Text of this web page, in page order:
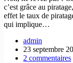
c’est grâce au
effet le taux de
qui implique…
admin
23 septembre
2 commentaires